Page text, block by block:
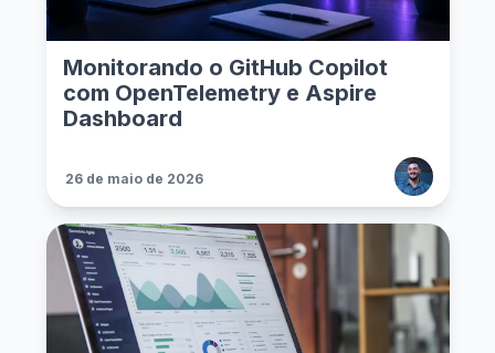
Monitorando o GitHub Copilot
com OpenTelemetry e Aspire
Dashboard
26 de maio de 2026